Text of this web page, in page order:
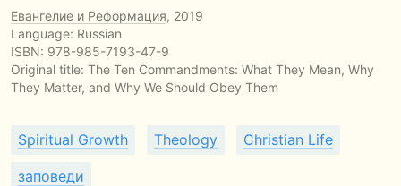
Евангелие и Реформация, 2019
Language: Russian
ISBN: 978-985-7193-47-9
Original title: The Ten Commandments: What They Mean, Why
They Matter, and Why We Should Obey Them
Spiritual Growth Theology Christian Life
заповеди